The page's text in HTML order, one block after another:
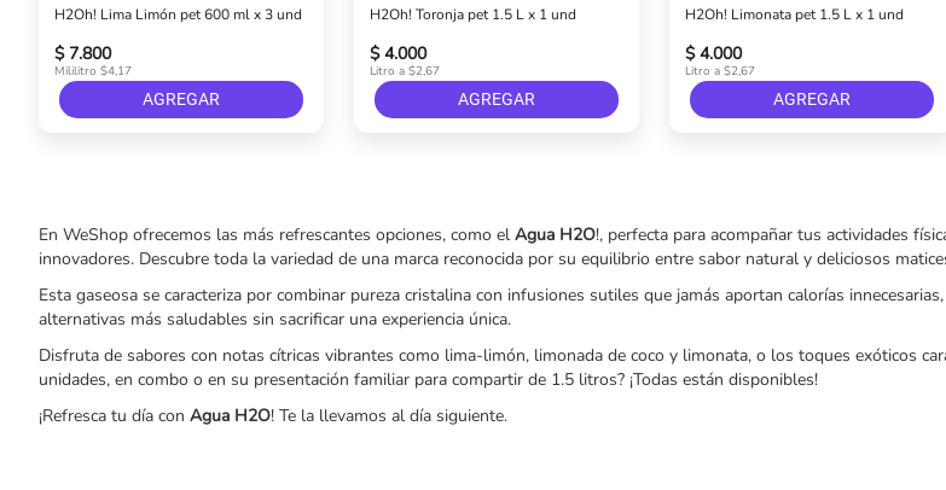
H2Oh! Lima Limón pet 600 ml x 3 und
$ 7.800
Mililitro $4,17
AGREGAR
H2Oh! Toronja pet 1.5 L x 1 und
$ 4.000
Litro a $2,67
AGREGAR
H2Oh! Limonata pet 1.5 L x 1 und
$ 4.000
Litro a $2,67
AGREGAR
En WeShop ofrecemos las más refrescantes opciones, como el Agua H2O!, perfecta para acompañar tus actividades
innovadores. Descubre toda la variedad de una marca reconocida por su equilibrio entre sabor natural y deliciosos
Esta gaseosa se caracteriza por combinar pureza cristalina con infusiones sutiles que jamás aportan calorías
alternativas más saludables sin sacrificar una experiencia única.
Disfruta de sabores con notas cítricas vibrantes como lima-limón, limonada de coco y limonata, o los toques exóticos
unidades, en combo o en su presentación familiar para compartir de 1.5 litros? ¡Todas están disponibles!
¡Refresca tu día con Agua H2O! Te la llevamos al día siguiente.